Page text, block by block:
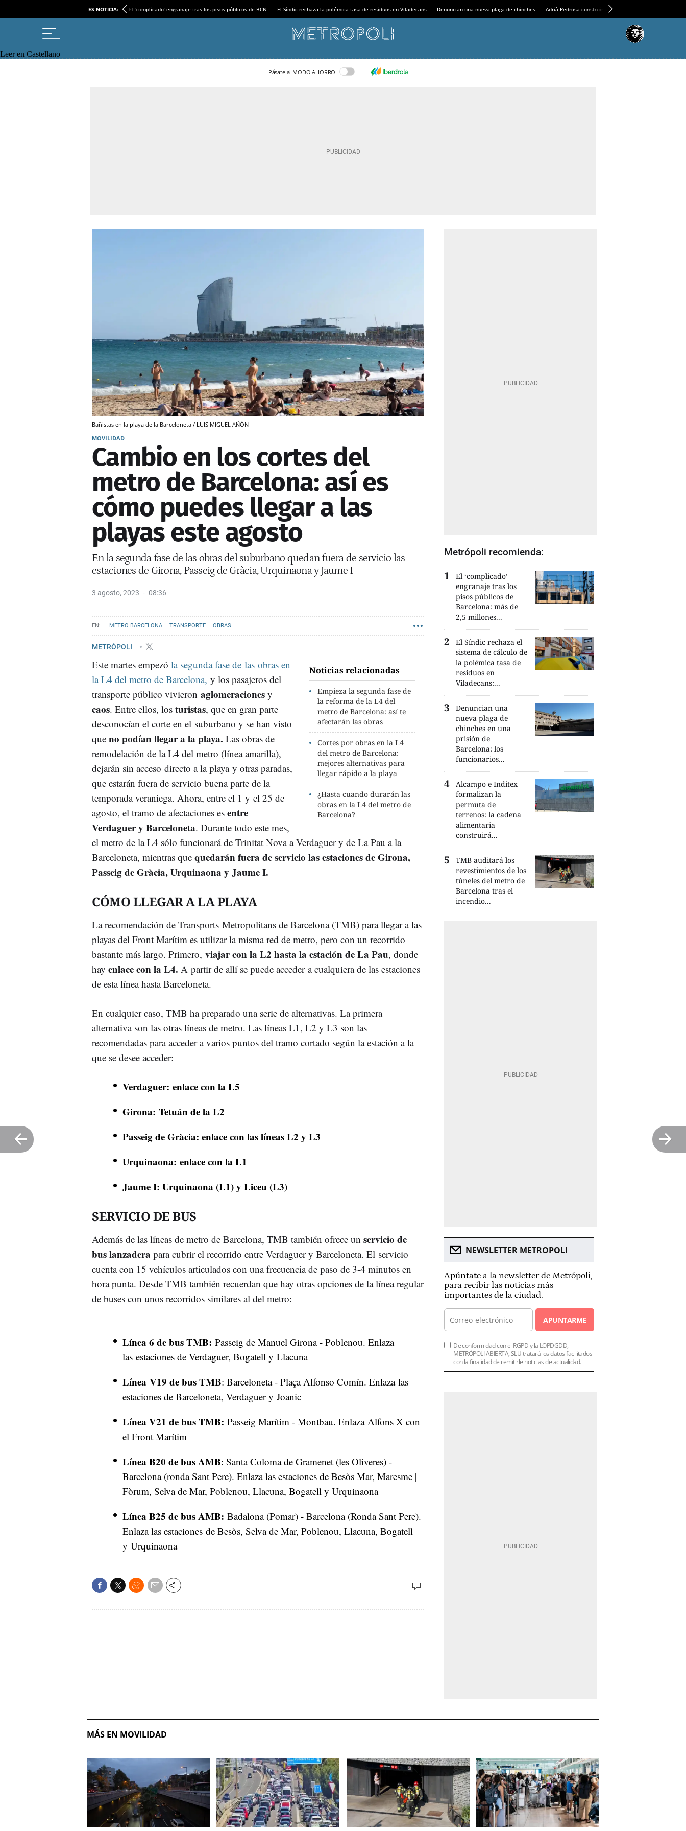
ES NOTICIA: El ‘complicado’ engranaje tras los pisos públicos de BCN El Síndic rechaza la polémica tasa de residuos en Viladecans Denuncian una nueva plaga de chinches Adrià Pedrosa construirá la nueva residencia en el
Leer en Castellano
Pásate al MODO AHORRO
Bañistas en la playa de la Barceloneta / LUIS MIGUEL AÑÓN
MOVILIDAD
Cambio en los cortes del
metro de Barcelona: así es
cómo puedes llegar a las
playas este agosto
En la segunda fase de las obras del suburbano quedan fuera de servicio las
estaciones de Girona, Passeig de Gràcia, Urquinaona y Jaume I
3 agosto, 2023 08:36
METRO BARCELONA TRANSPORTE OBRAS
METRÓPOLI
Noticias relacionadas
Empieza la segunda fase de
la reforma de la L4 del
metro de Barcelona: así te
afectarán las obras
Cortes por obras en la L4
del metro de Barcelona:
mejores alternativas para
llegar rápido a la playa
¿Hasta cuando durarán las
obras en la L4 del metro de
Barcelona?
Este martes empezó la segunda fase de las obras en
la L4 del metro de Barcelona, y los pasajeros del
transporte público vivieron aglomeraciones y
caos. Entre ellos, los turistas, que en gran parte
desconocían el corte en el suburbano y se han visto
que no podían llegar a la playa. Las obras de
remodelación de la L4 del metro (línea amarilla),
dejarán sin acceso directo a la playa y otras paradas,
que estarán fuera de servicio buena parte de la
temporada veraniega. Ahora, entre el 1 y el 25 de
agosto, el tramo de afectaciones es entre
Verdaguer y Barceloneta. Durante todo este mes,
el metro de la L4 sólo funcionará de Trinitat Nova a Verdaguer y de La Pau a la
Barceloneta, mientras que quedarán fuera de servicio las estaciones de Girona,
Passeig de Gràcia, Urquinaona y Jaume I.
CÓMO LLEGAR A LA PLAYA
La recomendación de Transports Metropolitans de Barcelona (TMB) para llegar a las
playas del Front Marítim es utilizar la misma red de metro, pero con un recorrido
bastante más largo. Primero, viajar con la L2 hasta la estación de La Pau, donde
hay enlace con la L4. A partir de allí se puede acceder a cualquiera de las estaciones
de esta línea hasta Barceloneta.
En cualquier caso, TMB ha preparado una serie de alternativas. La primera
alternativa son las otras líneas de metro. Las líneas L1, L2 y L3 son las
recomendadas para acceder a varios puntos del tramo cortado según la estación a la
que se desee acceder:
Verdaguer: enlace con la L5
Girona: Tetuán de la L2
Passeig de Gràcia: enlace con las líneas L2 y L3
Urquinaona: enlace con la L1
Jaume I: Urquinaona (L1) y Liceu (L3)
SERVICIO DE BUS
Además de las líneas de metro de Barcelona, TMB también ofrece un servicio de
bus lanzadera para cubrir el recorrido entre Verdaguer y Barceloneta. El servicio
cuenta con 15 vehículos articulados con una frecuencia de paso de 3-4 minutos en
hora punta. Desde TMB también recuerdan que hay otras opciones de la línea regular
de buses con unos recorridos similares al del metro:
Línea 6 de bus TMB: Passeig de Manuel Girona - Poblenou. Enlaza
las estaciones de Verdaguer, Bogatell y Llacuna
Línea V19 de bus TMB: Barceloneta - Plaça Alfonso Comín. Enlaza las
estaciones de Barceloneta, Verdaguer y Joanic
Línea V21 de bus TMB: Passeig Marítim - Montbau. Enlaza Alfons X con
el Front Marítim
Línea B20 de bus AMB: Santa Coloma de Gramenet (les Oliveres) -
Barcelona (ronda Sant Pere). Enlaza las estaciones de Besòs Mar, Maresme |
Fòrum, Selva de Mar, Poblenou, Llacuna, Bogatell y Urquinaona
Línea B25 de bus AMB: Badalona (Pomar) - Barcelona (Ronda Sant Pere).
Enlaza las estaciones de Besòs, Selva de Mar, Poblenou, Llacuna, Bogatell
y Urquinaona
Metrópoli recomienda:
El ‘complicado’
engranaje tras los
pisos públicos de
Barcelona: más de
2,5 millones...
El Síndic rechaza el
sistema de cálculo de
la polémica tasa de
residuos en
Viladecans:...
Denuncian una
nueva plaga de
chinches en una
prisión de
Barcelona: los
funcionarios...
Alcampo e Inditex
formalizan la
permuta de
terrenos: la cadena
alimentaria
construirá...
TMB auditará los
revestimientos de los
túneles del metro de
Barcelona tras el
incendio...
NEWSLETTER METROPOLI
Apúntate a la newsletter de Metrópoli,
para recibir las noticias más
importantes de la ciudad.
APUNTARME
De conformidad con el RGPD y la LOPDGDD,
METRÓPOLI ABIERTA, SLU tratará los datos facilitados
con la finalidad de remitirle noticias de actualidad.
MÁS EN MOVILIDAD